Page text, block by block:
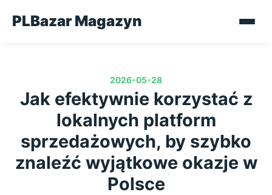
PLBazar Magazyn
2026-05-28
Jak efektywnie korzystać z
lokalnych platform
sprzedażowych, by szybko
znaleźć wyjątkowe okazje w
Polsce